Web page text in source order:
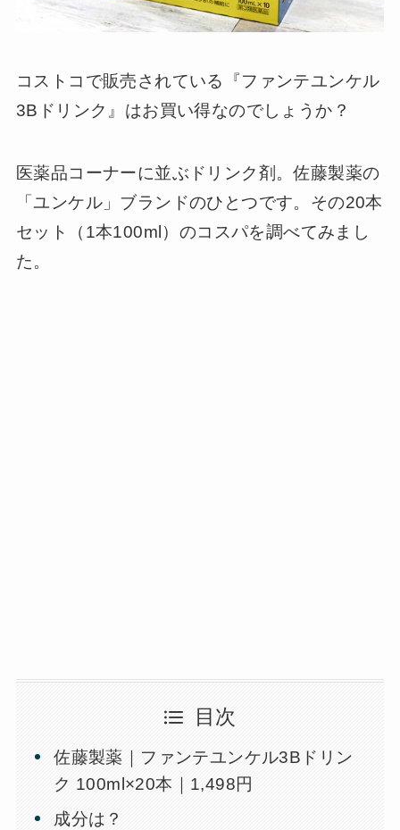
コストコで販売されている『ファンテユンケル
3Bドリンク』はお買い得なのでしょうか？
医薬品コーナーに並ぶドリンク剤。佐藤製薬の
「ユンケル」ブランドのひとつです。その20本
セット（1本100ml）のコスパを調べてみまし
た。
目次
佐藤製薬｜ファンテユンケル3Bドリン
ク 100ml×20本｜1,498円
成分は？